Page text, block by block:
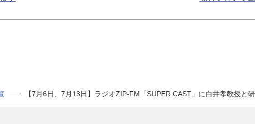
【7月6日、7月13日】ラジオZIP-FM「SUPER CAST」に白井孝教授と